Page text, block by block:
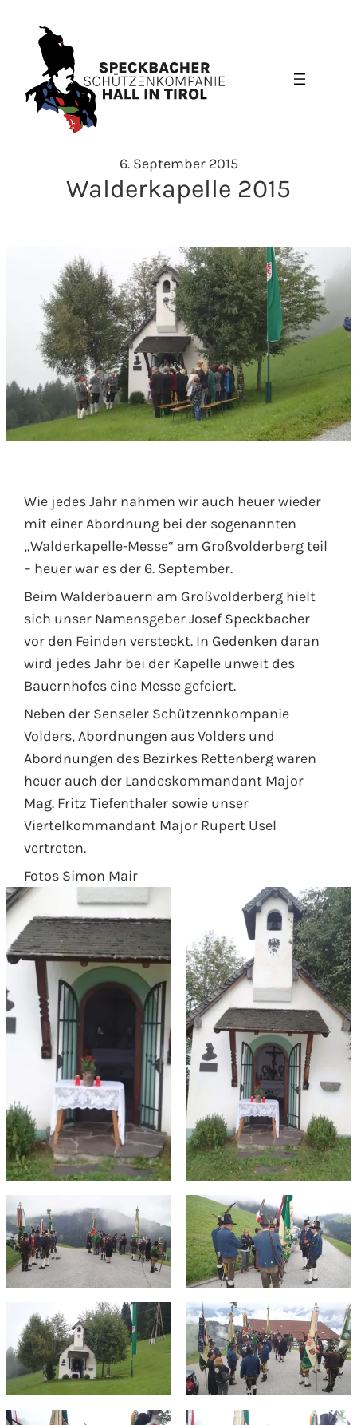
Inhalt
springen
6. September 2015
Walderkapelle 2015
Wie jedes Jahr nahmen wir auch heuer wieder
mit einer Abordnung bei der sogenannten
„Walderkapelle-Messe“ am Großvolderberg teil
– heuer war es der 6. September.
Beim Walderbauern am Großvolderberg hielt
sich unser Namensgeber Josef Speckbacher
vor den Feinden versteckt. In Gedenken daran
wird jedes Jahr bei der Kapelle unweit des
Bauernhofes eine Messe gefeiert.
Neben der Senseler Schützennkompanie
Volders, Abordnungen aus Volders und
Abordnungen des Bezirkes Rettenberg waren
heuer auch der Landeskommandant Major
Mag. Fritz Tiefenthaler sowie unser
Viertelkommandant Major Rupert Usel
vertreten.
Fotos Simon Mair